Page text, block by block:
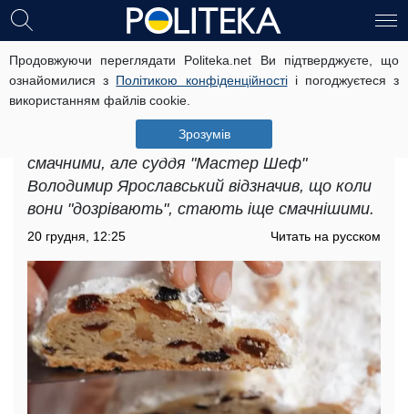
Продовжуючи переглядати Politeka.net Ви підтверджуєте, що
ознайомилися з Політикою конфіденційностіі погоджуєтеся з
використанням файлів cookie.
Зрозумів
Як готувати штолен: простий рецепт
від судді "Мастер Шеф"
Ярославського
Штолени за цим рецептом виходять дуже
смачними, але суддя "Мастер Шеф"
Володимир Ярославський відзначив, що коли
вони "дозрівають", стають іще смачнішими.
20 грудня, 12:25 Читать на русском